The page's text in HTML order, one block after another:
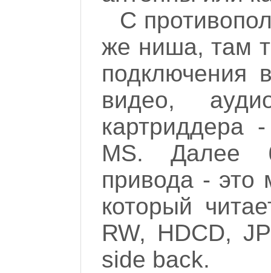
С
же ниша, там
подключения
видео,
картриддера
MS. Далее
привода - это
который
RW, HDCD,
side back.